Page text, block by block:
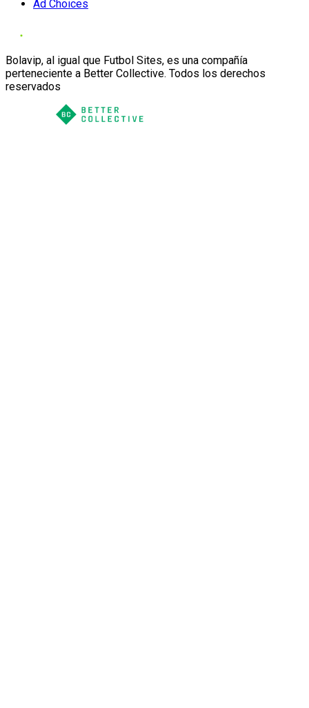
Ad Choices
Bolavip, al igual que Futbol Sites, es una compañía
perteneciente a Better Collective. Todos los derechos
reservados